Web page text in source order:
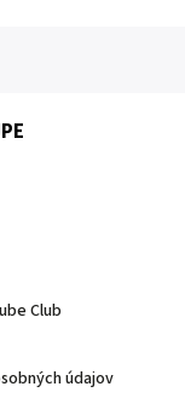
Club
údajov